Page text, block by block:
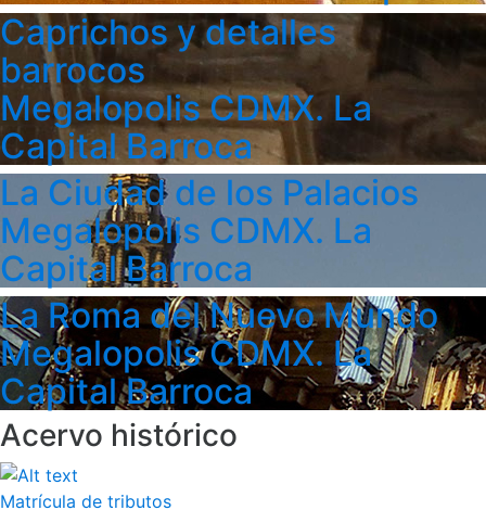
Caprichos y detalles
barrocos
Megalopolis CDMX. La
Capital Barroca
La Ciudad de los Palacios
Megalopolis CDMX. La
Capital Barroca
La Roma del Nuevo Mundo
Megalopolis CDMX. La
Capital Barroca
Acervo histórico
Matrícula de tributos